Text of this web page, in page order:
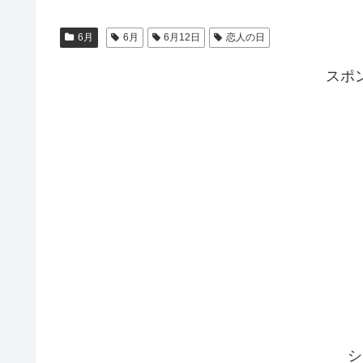
6月 6月 6月12日 恋人の日
スポ